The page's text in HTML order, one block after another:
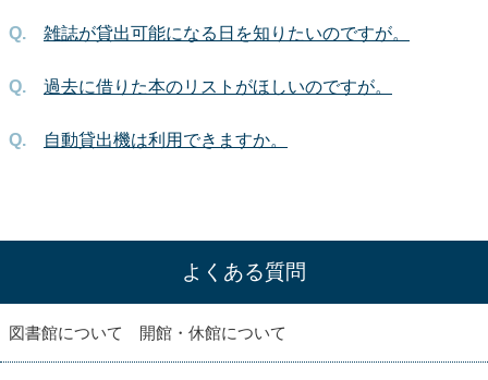
雑誌が貸出可能になる日を知りたいのですが。
過去に借りた本のリストがほしいのですが。
自動貸出機は利用できますか。
よくある質問
図書館について 開館・休館について